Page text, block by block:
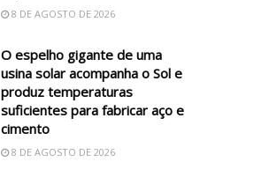
8 DE AGOSTO DE 2026
O espelho gigante de uma
usina solar acompanha o Sol e
produz temperaturas
suficientes para fabricar aço e
cimento
8 DE AGOSTO DE 2026